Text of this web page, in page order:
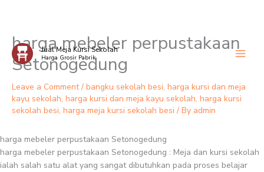
Skip
content
Jual Meja Kursi Sekolah
Harga Grosir Pabrik
harga mebeler perpustakaan
Setonogedung
Leave a Comment / bangku sekolah besi, harga kursi dan meja
kayu sekolah, harga kursi dan meja kayu sekolah, harga kursi
sekolah besi, harga meja kursi sekolah besi / By admin
harga mebeler perpustakaan Setonogedung
harga mebeler perpustakaan Setonogedung : Meja dan kursi sekolah
ialah salah satu alat yang sangat dibutuhkan pada proses belajar